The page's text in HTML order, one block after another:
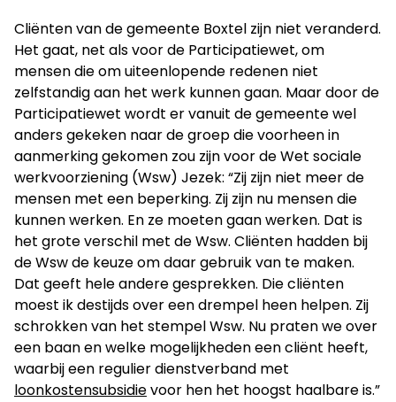
Cliënten van de gemeente Boxtel zijn niet veranderd.
Het gaat, net als voor de Participatiewet, om
mensen die om uiteenlopende redenen niet
zelfstandig aan het werk kunnen gaan. Maar door de
Participatiewet wordt er vanuit de gemeente wel
anders gekeken naar de groep die voorheen in
aanmerking gekomen zou zijn voor de Wet sociale
werkvoorziening (Wsw) Jezek: “Zij zijn niet meer de
mensen met een beperking. Zij zijn nu mensen die
kunnen werken. En ze moeten gaan werken. Dat is
het grote verschil met de Wsw. Cliënten hadden bij
de Wsw de keuze om daar gebruik van te maken.
Dat geeft hele andere gesprekken. Die cliënten
moest ik destijds over een drempel heen helpen. Zij
schrokken van het stempel Wsw. Nu praten we over
een baan en welke mogelijkheden een cliënt heeft,
waarbij een regulier dienstverband met
loonkostensubsidievoor hen het hoogst haalbare is.”